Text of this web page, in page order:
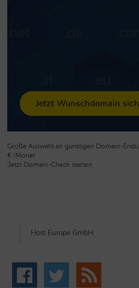
Große Auswahl an günstigen Domain-
€ /Monat
Jetzt Domain-Check starten
Host Europe GmbH